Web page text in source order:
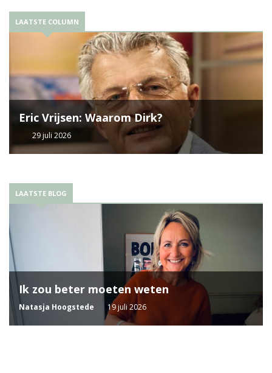
LAATSTE COLUMN
Eric Vrijsen: Waarom Dirk?
29 juli 2026
LAATSTE BLOG
Ik zou beter moeten weten
Natasja Hoogstede 19 juli 2026